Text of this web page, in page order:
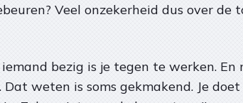
Veel onzekerheid dus over de
bezig is je tegen te werken. En
weten is soms gekmakend. Je